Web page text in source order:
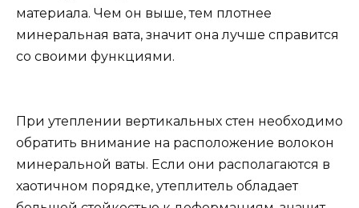
материала. Чем он выше, тем плотнее
минеральная вата, значит она лучше справится
со своими функциями.
При утеплении вертикальных стен необходимо
обратить внимание на расположение волокон
минеральной ваты. Если они располагаются в
хаотичном порядке, утеплитель обладает